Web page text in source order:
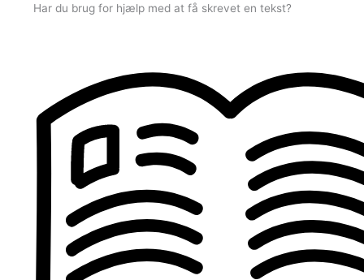
Har du brug for hjælp med at få skrevet en tekst?